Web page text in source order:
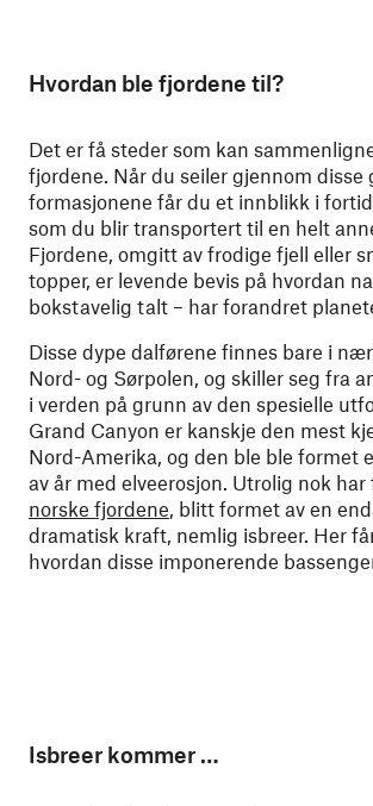
Hvordan ble fjordene til?
Det er få steder som kan
fjordene. Når du seiler gjennom disse
formasjonene får du et innblikk i
som du blir transportert til en helt
Fjordene, omgitt av frodige fjell eller
topper, er levende bevis på hvordan
bokstavelig talt – har forandret
Disse dype dalførene finnes bare i
Nord- og Sørpolen, og skiller seg fra
i verden på grunn av den spesielle
Grand Canyon er kanskje den mest
Nord-Amerika, og den ble ble formet
av år med elveerosjon. Utrolig nok har
norske fjordene, blitt formet av en
dramatisk kraft, nemlig isbreer. Her
hvordan disse imponerende
Isbreer kommer …